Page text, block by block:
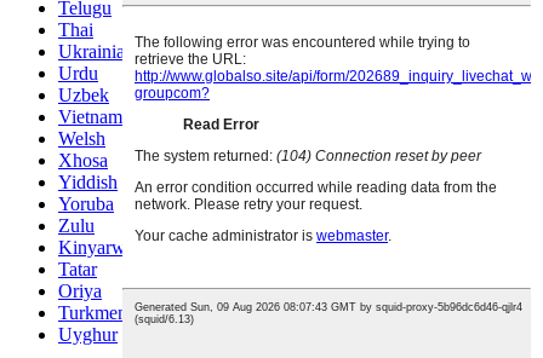
Telugu
Thai
Ukrainian
Urdu
Uzbek
Vietnamese
Welsh
Xhosa
Yiddish
Yoruba
Zulu
Kinyarwanda
Tatar
Oriya
Turkmen
Uyghur